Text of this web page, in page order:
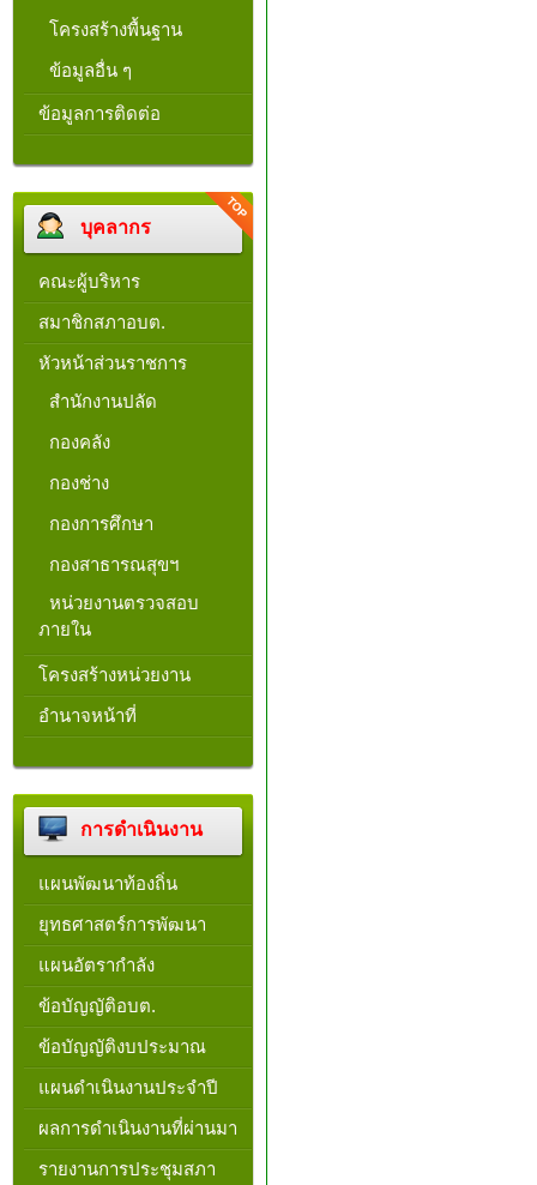
โครงสร้างพื้นฐาน
ข้อมูลอื่น ๆ
ข้อมูลการติดต่อ
บุคลากร
คณะผู้บริหาร
สมาชิกสภาอบต.
หัวหน้าส่วนราชการ
สำนักงานปลัด
กองคลัง
กองช่าง
กองการศึกษา
กองสาธารณสุขฯ
หน่วยงานตรวจสอบ
ภายใน
โครงสร้างหน่วยงาน​
อำนาจหน้าที่
การดำเนินงาน
แผนพัฒนาท้องถิ่น
ยุทธศาสตร์การพัฒนา
แผนอัตรากำลัง
ข้อบัญญัติอบต.
ข้อบัญญัติงบประมาณ
แผนดำเนินงานประจำปี
ผลการดำเนินงานที่ผ่านมา
รายงานการประชุมสภา